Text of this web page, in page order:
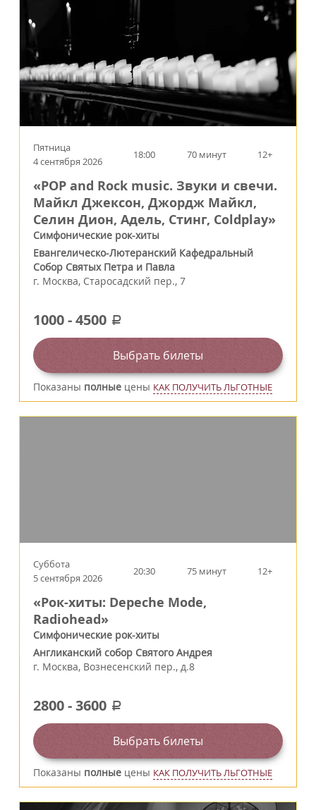
Пятница
4 сентября 2026
18:00 70 минут 12+
«POP and Rock music. Звуки и свечи.
Майкл Джексон, Джордж Майкл,
Селин Дион, Адель, Стинг, Coldplay»
Симфонические рок-хиты
Евангелическо-Лютеранский Кафедральный
Собор Святых Петра и Павла
г. Москва, Старосадский пер., 7
1000-4500 a
Выбрать билеты
Показаны полные цены КАК ПОЛУЧИТЬ ЛЬГОТНЫЕ
Суббота
5 сентября 2026
20:30 75 минут 12+
«Рок-хиты: Depeche Mode,
Radiohead»
Симфонические рок-хиты
Англиканский собор Святого Андрея
г. Москва, Вознесенский пер., д.8
2800-3600 a
Выбрать билеты
Показаны полные цены КАК ПОЛУЧИТЬ ЛЬГОТНЫЕ